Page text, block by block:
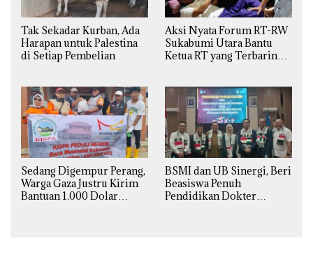
Tak Sekadar Kurban, Ada
Harapan untuk Palestina
di Setiap Pembelian
Aksi Nyata Forum RT-RW
Sukabumi Utara Bantu
Ketua RT yang Terbaring
Sedang Digempur Perang,
Warga Gaza Justru Kirim
Bantuan 1.000 Dolar
BSMI dan UB Sinergi, Beri
Beasiswa Penuh
Pendidikan Dokter